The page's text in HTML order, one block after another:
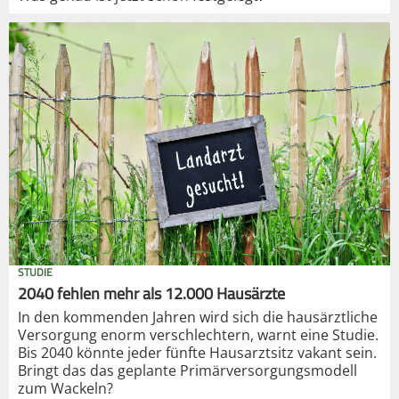
STUDIE
2040 fehlen mehr als 12.000 Hausärzte
In den kommenden Jahren wird sich die hausärztliche
Versorgung enorm verschlechtern, warnt eine Studie.
Bis 2040 könnte jeder fünfte Hausarztsitz vakant sein.
Bringt das das geplante Primärversorgungsmodell
zum Wackeln?